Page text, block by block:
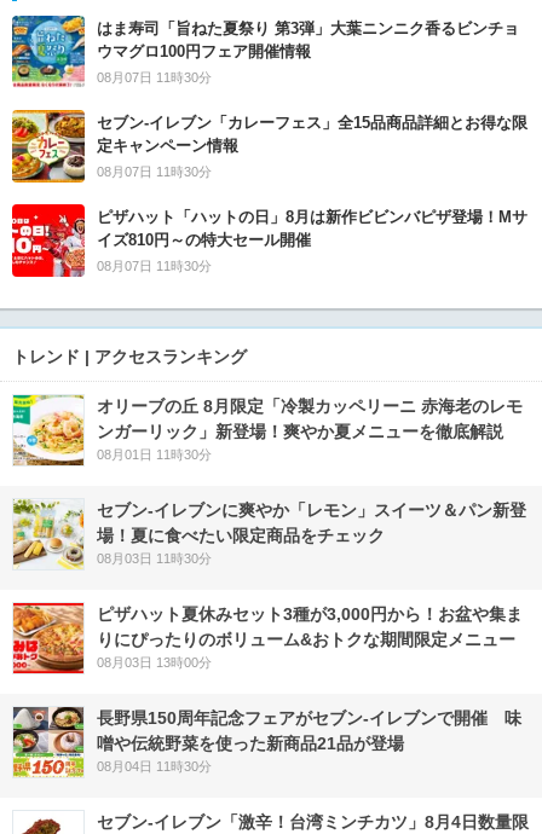
はま寿司「旨ねた夏祭り 第3弾」大葉ニンニク香るビンチョ
ウマグロ100円フェア開催情報
08月07日 11時30分
セブン‐イレブン「カレーフェス」全15品商品詳細とお得な限
定キャンペーン情報
08月07日 11時30分
ピザハット「ハットの日」8月は新作ビビンバピザ登場！Mサ
イズ810円～の特大セール開催
08月07日 11時30分
トレンド | アクセスランキング
オリーブの丘 8月限定「冷製カッペリーニ 赤海老のレモ
ンガーリック」新登場！爽やか夏メニューを徹底解説
08月01日 11時30分
セブン‐イレブンに爽やか「レモン」スイーツ＆パン新登
場！夏に食べたい限定商品をチェック
08月03日 11時30分
ピザハット夏休みセット3種が3,000円から！お盆や集ま
りにぴったりのボリューム&おトクな期間限定メニュー
08月03日 13時00分
長野県150周年記念フェアがセブン-イレブンで開催 味
噌や伝統野菜を使った新商品21品が登場
08月04日 11時30分
セブン-イレブン「激辛！台湾ミンチカツ」8月4日数量限